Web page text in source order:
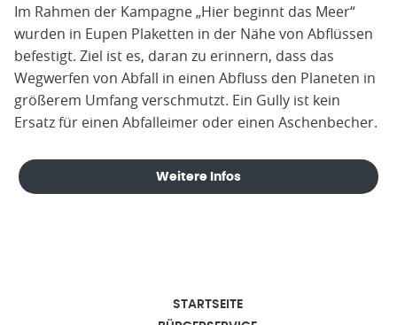
Im Rahmen der Kampagne „Hier beginnt das Meer“
wurden in Eupen Plaketten in der Nähe von Abflüssen
befestigt. Ziel ist es, daran zu erinnern, dass das
Wegwerfen von Abfall in einen Abfluss den Planeten in
größerem Umfang verschmutzt. Ein Gully ist kein
Ersatz für einen Abfalleimer oder einen Aschenbecher.
Weitere Infos
STARTSEITE